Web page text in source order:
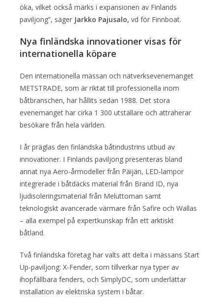
öka, vilket också märks i expansionen av Finlands
paviljong”, säger Jarkko Pajusalo, vd för Finnboat.
Nya finländska innovationer visas för
internationella köpare
Den internationella mässan och nätverksevenemanget
METSTRADE, som är riktat till professionella inom
båtbranschen, har hållits sedan 1988. Det stora
evenemanget har cirka 1 300 utställare och attraherar
besökare från hela världen.
I år präglas den finländska båtindustrins utbud av
innovationer. I Finlands paviljong presenteras bland
annat nya Aero-årmodeller från Päijän, LED-lampor
integrerade i båtdäcks material från Brand ID, nya
ljudisoleringsmaterial från Meluttoman samt
teknologiskt avancerade värmare från Safire och Wallas
– alla exempel på expertkunskap från ett arktiskt
båtland.
Två finländska företag har valts att delta i mässans Start
Up-paviljong: X-Fender, som tillverkar nya typer av
ihopfällbara fenders, och SimplyDC, som underlättar
installation av elektriska system i båtar.